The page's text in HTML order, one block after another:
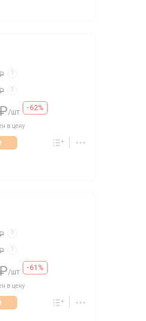
?
?
/шт -62%
в цену
?
?
/шт -61%
в цену